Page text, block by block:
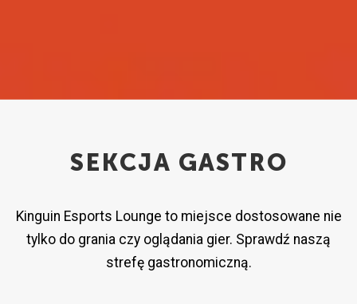
SEKCJA GASTRO
Kinguin Esports Lounge to miejsce dostosowane nie
tylko do grania czy oglądania gier. Sprawdź naszą
strefę gastronomiczną.